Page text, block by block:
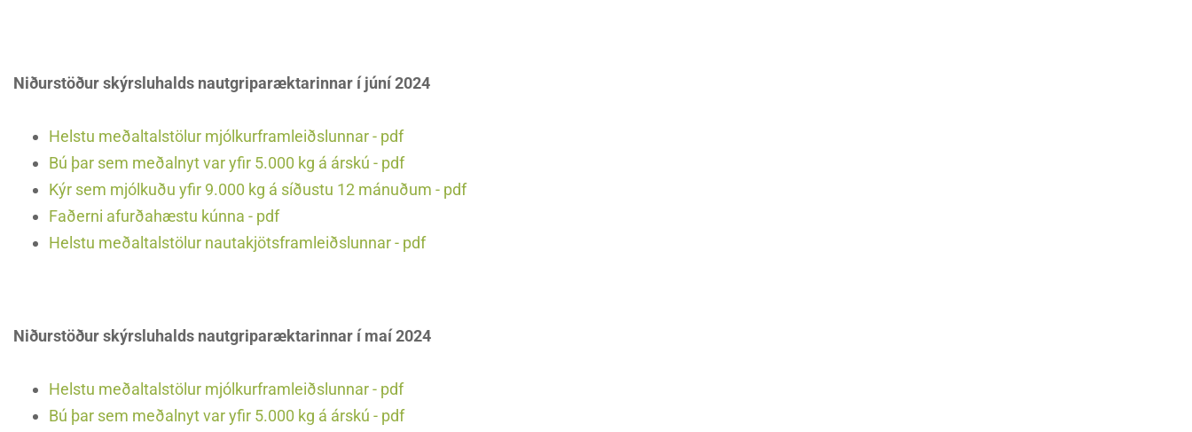
Niðurstöður skýrsluhalds nautgriparæktarinnar í júní 2024
Helstu meðaltalstölur mjólkurframleiðslunnar - pdf
Bú þar sem meðalnyt var yfir 5.000 kg á árskú - pdf
Kýr sem mjólkuðu yfir 9.000 kg á síðustu 12 mánuðum - pdf
Faðerni afurðahæstu kúnna - pdf
Helstu meðaltalstölur nautakjötsframleiðslunnar - pdf
Niðurstöður skýrsluhalds nautgriparæktarinnar í maí 2024
Helstu meðaltalstölur mjólkurframleiðslunnar - pdf
Bú þar sem meðalnyt var yfir 5.000 kg á árskú - pdf